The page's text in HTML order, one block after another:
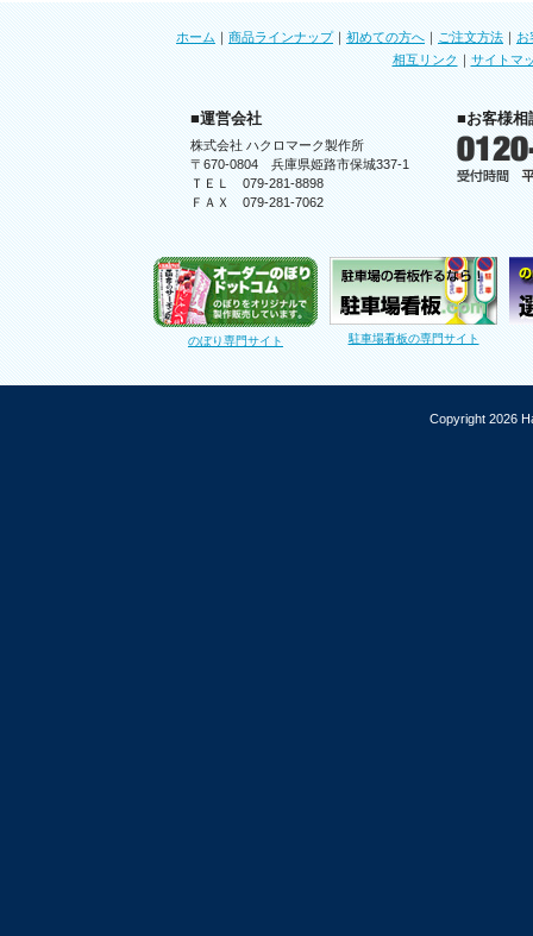
ホーム ｜ 商品ラインナップ｜ 初めての方へ ｜ ご注文方法 ｜ お
相互リンク ｜ サイトマ
■運営会社
株式会社 ハクロマーク製作所
〒670-0804 兵庫県姫路市保城337-1
ＴＥＬ 079-281-8898
ＦＡＸ 079-281-7062
■お客様相
のぼり専門サイト 駐車場看板の専門サイト
Copyright 2026